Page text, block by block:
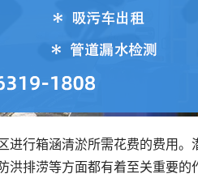
进行箱涵清淤所需花费的费用
排涝等方面都有着至关重要的